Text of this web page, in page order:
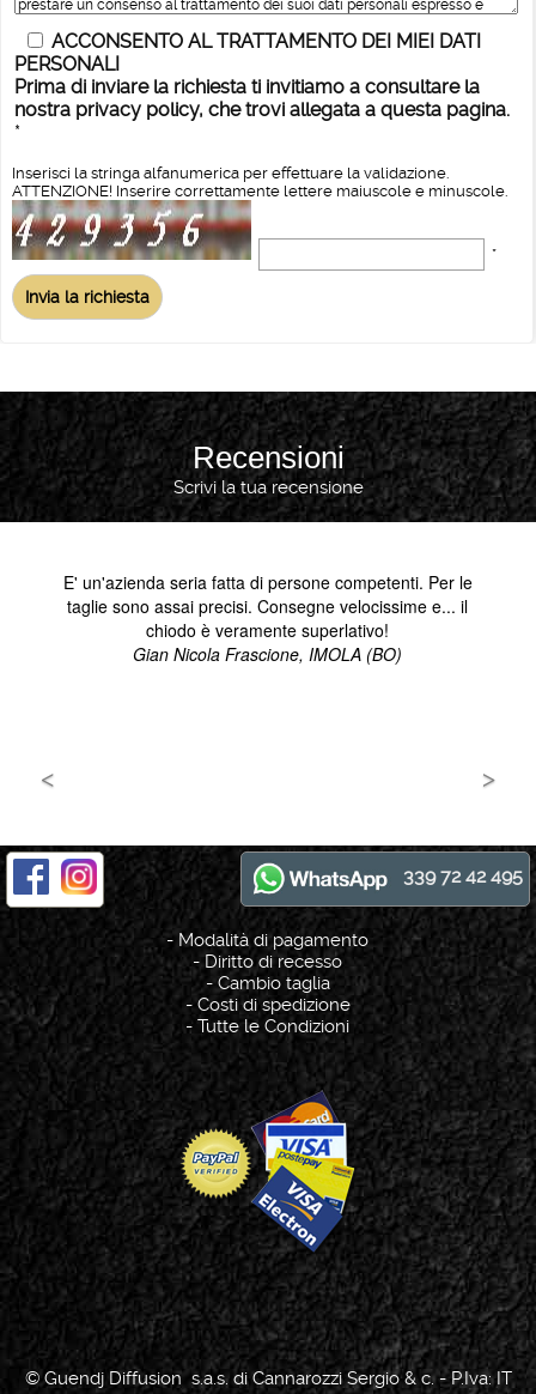
ACCONSENTO AL TRATTAMENTO DEI MIEI DATI
PERSONALI
Prima di inviare la richiesta ti invitiamo a consultare la
nostra privacy policy, che trovi allegata a questa pagina.
*
Inserisci la stringa alfanumerica per effettuare la validazione.
ATTENZIONE! Inserire correttamente lettere maiuscole e minuscole.
*
Recensioni
Scrivi la tua recensione
339 72 42 495
- Modalità di pagamento
-Diritto di recesso
- Cambio taglia
-Costi di spedizione
-Tutte le Condizioni
© Guendj Diffusion s.a.s. di Cannarozzi Sergio & c. - P.Iva: IT